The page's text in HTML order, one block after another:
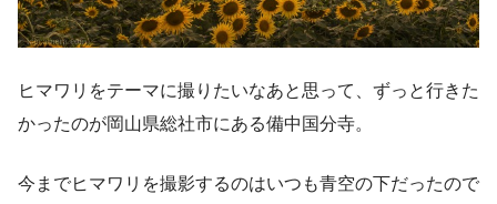
ヒマワリをテーマに撮りたいなあと思って、ずっと行きた
かったのが岡山県総社市にある備中国分寺。
今までヒマワリを撮影するのはいつも青空の下だったので